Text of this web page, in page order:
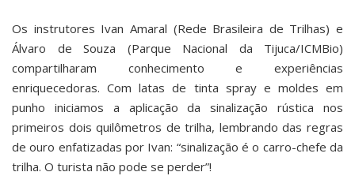
Os instrutores Ivan Amaral (Rede Brasileira de Trilhas) e
Álvaro de Souza (Parque Nacional da Tijuca/ICMBio)
compartilharam conhecimento e experiências
enriquecedoras. Com latas de tinta spray e moldes em
punho iniciamos a aplicação da sinalização rústica nos
primeiros dois quilômetros de trilha, lembrando das regras
de ouro enfatizadas por Ivan: “sinalização é o carro-chefe da
trilha. O turista não pode se perder”!